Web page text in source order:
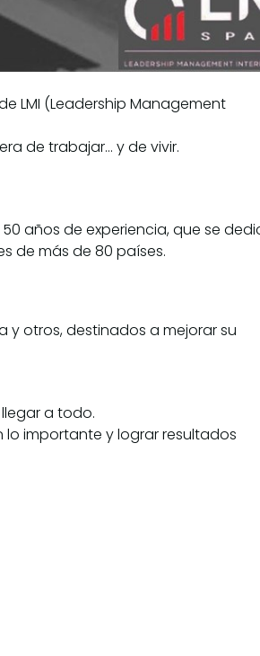
LMI (Leadership Management
de trabajar… y de vivir.
años de experiencia, que se
de más de 80 países.
y otros, destinados a mejorar su
a todo.
importante y lograr resultados